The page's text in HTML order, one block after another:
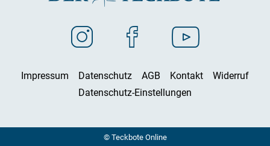
Impressum Datenschutz AGB Kontakt
Widerruf
Datenschutz-Einstellungen
© Teckbote Online